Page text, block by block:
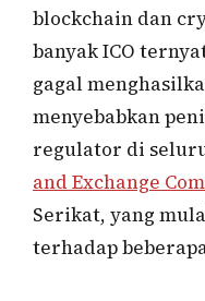
blockchain dan
banyak ICO
gagal
menyebabkan
regulator di
and Exchange
Serikat, yang
terhadap